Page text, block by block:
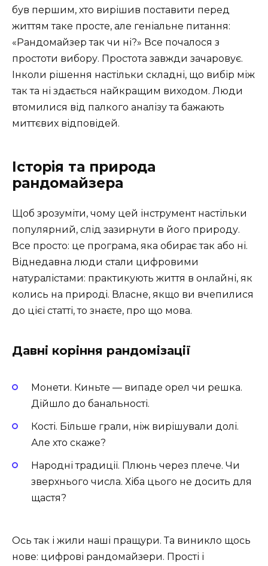
був першим, хто вирішив поставити перед
життям таке просте, але геніальне питання:
«Рандомайзер так чи ні?» Все почалося з
простоти вибору. Простота завжди зачаровує.
Інколи рішення настільки складні, що вибір між
так та ні здається найкращим виходом. Люди
втомилися від палкого аналізу та бажають
миттєвих відповідей.
Історія та природа
рандомайзера
Щоб зрозуміти, чому цей інструмент настільки
популярний, слід зазирнути в його природу.
Все просто: це програма, яка обирає так або ні.
Віднедавна люди стали цифровими
натуралістами: практикують життя в онлайні, як
колись на природі. Власне, якщо ви вчепилися
до цієї статті, то знаєте, про що мова.
Давні коріння рандомізації
Монети. Киньте — випаде орел чи решка.
Дійшло до банальності.
Кості. Більше грали, ніж вирішували долі.
Але хто скаже?
Народні традиції. Плюнь через плече. Чи
зверхнього числа. Хіба цього не досить для
щастя?
Ось так і жили наші пращури. Та виникло щось
нове: цифрові рандомайзери. Прості і